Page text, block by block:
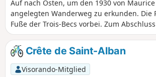
Plateau d’Ambel bei täglich bewerteter
Abend (gegen 17:30 Uhr) wird eine Karte
Tag veröffentlicht.
Auf nach Osten, um den 1930 von
angelegten Wanderweg zu erkunden. Die
Fuße der Trois-Becs vorbei. Zum
Sie ein Abstieg über Waldwege und -
Aufstieg vergessen. Der Wald von Saou,
Politik für sensible Naturräume erworben
größte Grundstück des Départements. Seit
Crête de Saint-Alban
Visorando-Mitglied